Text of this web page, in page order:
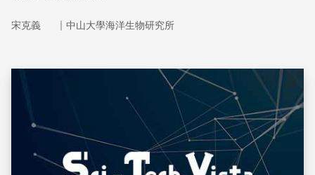
宋克義 ｜ 中山大學海洋生物研究所
儲存